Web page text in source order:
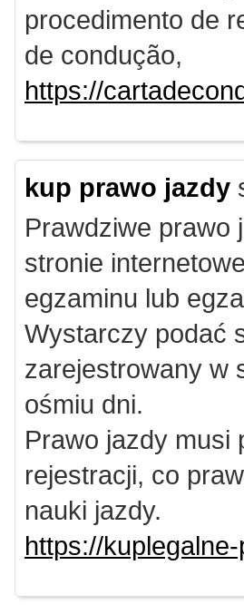
procedimento de
de condução,
https://
kup prawo jazdy
Prawdziwe prawo
stronie
egzaminu lub
Wystarczy podać
zarejestrowany w
ośmiu dni.
Prawo jazdy musi
rejestracji, co
nauki jazdy.
https://